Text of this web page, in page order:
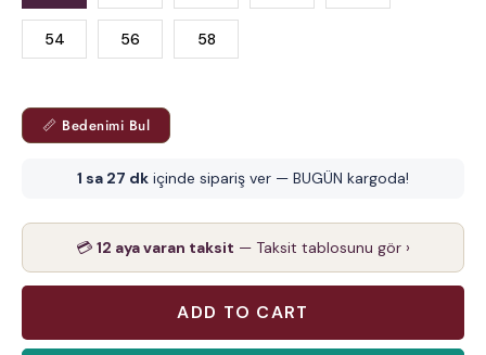
54 56 58
📏 Bedenimi Bul
1 sa 27 dk içinde sipariş ver — BUGÜN kargoda!
💳 12 aya varan taksit — Taksit tablosunu gör ›